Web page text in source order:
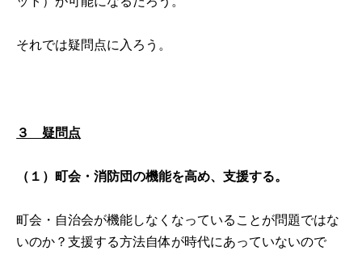
それでは疑問点に入ろう。
３ 疑問点
（１）町会・消防団の機能を高め、支援する。
町会・自治会が機能しなくなっていることが問題ではな
いのか？支援する方法自体が時代にあっていないので